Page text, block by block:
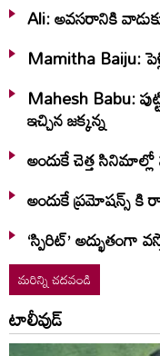
Ali: అవసరానికి
Mamitha Baiju:
Mahesh Babu:
ఇచ్చిన జక్కన్న
అందుకే చెత్త
అందుకే ప్రమోషన్స్ కి
‘స్పిరిట్’ అద్భుతంగా
మరిన్ని చదవండి
టాలీవుడ్